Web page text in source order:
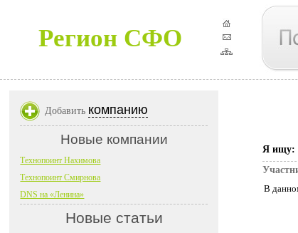
Регион СФО
Я ищу:
В
Добавить компанию
Новые компании
Технопоинт Нахимова
Технопоинт Смирнова
DNS на «Ленина»
Новые статьи